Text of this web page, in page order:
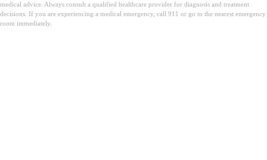
medical advice. Always consult a qualified healthcare provider for diagnosis and treatment
decisions. If you are experiencing a medical emergency, call 911 or go to the nearest emergency
room immediately.